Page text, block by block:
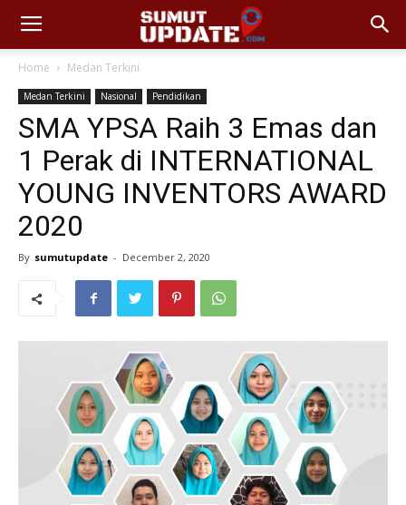
Home Medan Terkini
Medan Terkini Nasional Pendidikan
SMA YPSA Raih 3 Emas dan
1 Perak di INTERNATIONAL
YOUNG INVENTORS AWARD
2020
By sumutupdate - December 2, 2020